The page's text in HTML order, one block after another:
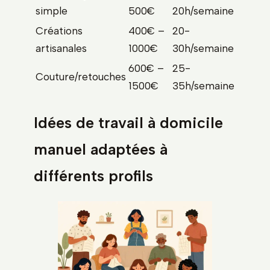
simple
500€
20h/semaine
Créations
artisanales
400€ –
1000€
20-
30h/semaine
Couture/retouches
600€ –
1500€
25-
35h/semaine
Idées de travail à domicile
manuel adaptées à
différents profils